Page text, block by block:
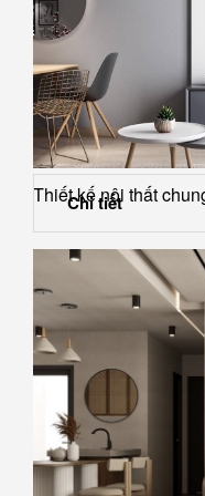
Thiết kế nội thất
Chi tiết